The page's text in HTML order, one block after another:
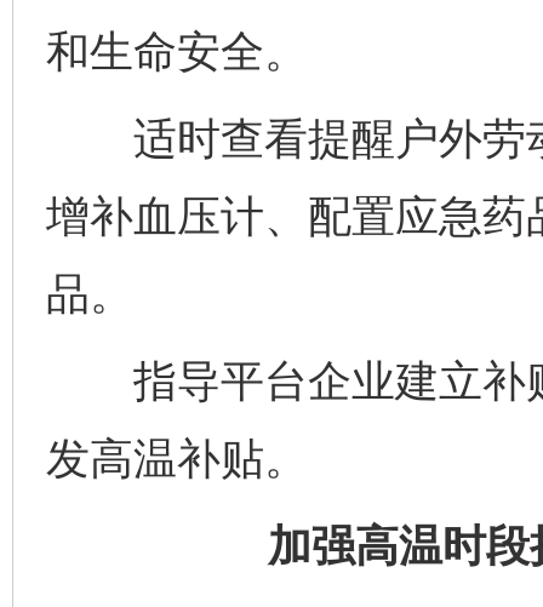
和生命安全。
适时查看提醒户外劳
增补血压计、配置应急
品。
指导平台企业建立补
发高温补贴。
加强高温时